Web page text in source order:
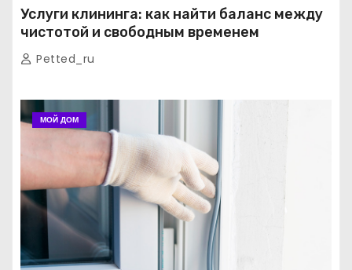
Услуги клининга: как найти баланс между
чистотой и свободным временем
Petted_ru
МОЙ ДОМ